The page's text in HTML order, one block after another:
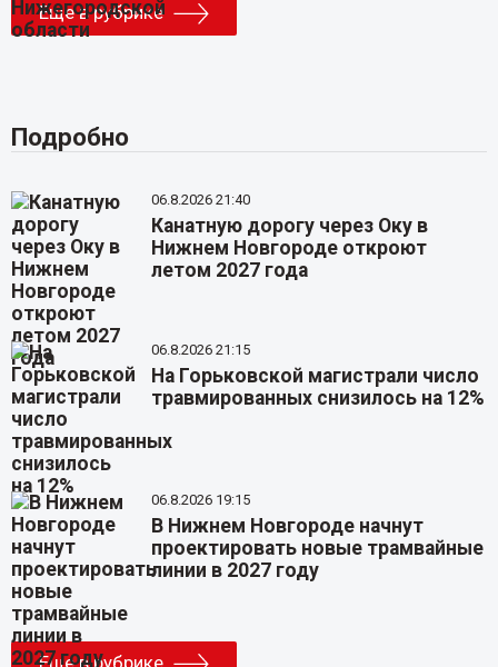
Еще в рубрике
Подробно
06.8.2026 21:40
Канатную дорогу через Оку в
Нижнем Новгороде откроют
летом 2027 года
06.8.2026 21:15
На Горьковской магистрали число
травмированных снизилось на 12%
06.8.2026 19:15
В Нижнем Новгороде начнут
проектировать новые трамвайные
линии в 2027 году
Еще в рубрике